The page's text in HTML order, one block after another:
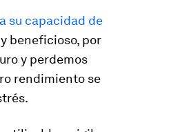
su capacidad de
beneficioso, por
y perdemos
rendimiento se